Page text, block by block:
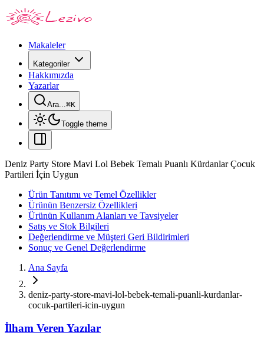
Makaleler
Kategoriler
Hakkımızda
Yazarlar
Ara...⌘K
Toggle theme
Deniz Party Store Mavi Lol Bebek Temalı Puanlı Kürdanlar Çocuk
Partileri İçin Uygun
Ürün Tanıtımı ve Temel Özellikler
Ürünün Benzersiz Özellikleri
Ürünün Kullanım Alanları ve Tavsiyeler
Satış ve Stok Bilgileri
Değerlendirme ve Müşteri Geri Bildirimleri
Sonuç ve Genel Değerlendirme
Ana Sayfa
deniz-party-store-mavi-lol-bebek-temali-puanli-kurdanlar-
cocuk-partileri-icin-uygun
İlham Veren Yazılar